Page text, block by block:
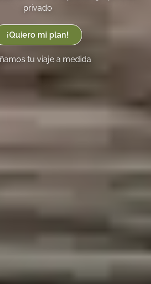
privado
¡Quiero mi plan!
tu viaje a medida